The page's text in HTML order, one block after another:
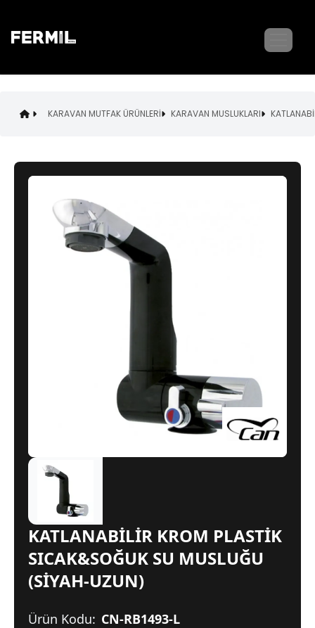
KARAVAN MUTFAK ÜRÜNLERİ KARAVAN MUSLUKLARI
KATLANABİLİR KROM PLASTİK
SICAK&SOĞUK SU MUSLUĞU
(SİYAH-UZUN)
Ürün Kodu: CN-RB1493-L